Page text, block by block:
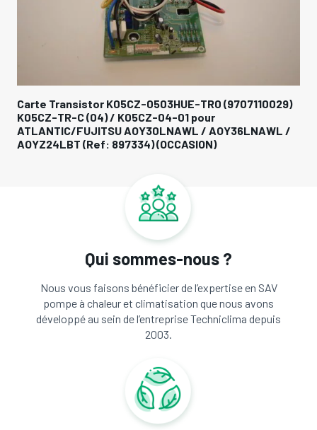
/
Posistor 0YE400A pour UE Fujitsu/Atlantic
AOY45LJBYL / AOY54LJBYL / AOYA30LBTL (Ref:
897337 / 890238) (OCCASION)
Qui sommes-nous ?
Nous vous faisons bénéficier de l’expertise en SAV
pompe à chaleur et climatisation que nous avons
développé au sein de l’entreprise Techniclima depuis
2003.